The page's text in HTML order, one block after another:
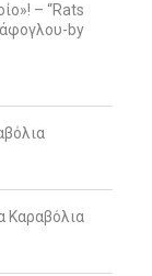
– “Rats
by
Καραβόλια